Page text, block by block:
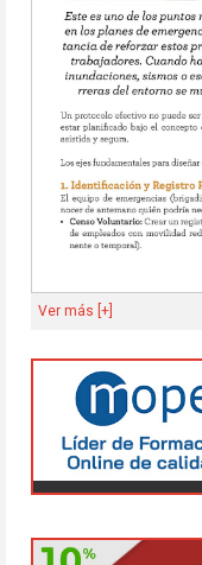
Ver más [+]